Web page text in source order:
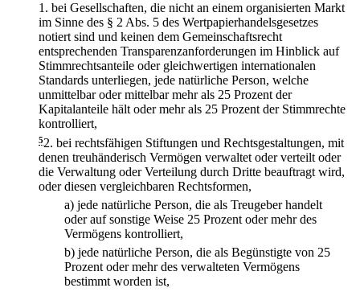
1. bei Gesellschaften, die nicht an einem organisierten Markt
im Sinne des § 2 Abs. 5 des Wertpapierhandelsgesetzes
notiert sind und keinen dem Gemeinschaftsrecht
entsprechenden Transparenzanforderungen im Hinblick auf
Stimmrechtsanteile oder gleichwertigen internationalen
Standards unterliegen, jede natürliche Person, welche
unmittelbar oder mittelbar mehr als 25 Prozent der
Kapitalanteile hält oder mehr als 25 Prozent der Stimmrechte
kontrolliert,
52. bei rechtsfähigen Stiftungen und Rechtsgestaltungen, mit
denen treuhänderisch Vermögen verwaltet oder verteilt oder
die Verwaltung oder Verteilung durch Dritte beauftragt wird,
oder diesen vergleichbaren Rechtsformen,
a) jede natürliche Person, die als Treugeber handelt
oder auf sonstige Weise 25 Prozent oder mehr des
Vermögens kontrolliert,
b) jede natürliche Person, die als Begünstigte von 25
Prozent oder mehr des verwalteten Vermögens
bestimmt worden ist,